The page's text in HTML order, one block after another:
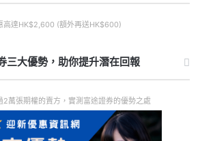
高達HK$2,600 (額外再送HK$600)
三大優勢，助你提升潛在回報
2萬張期權的賣方，實測富途證券的優勢之處